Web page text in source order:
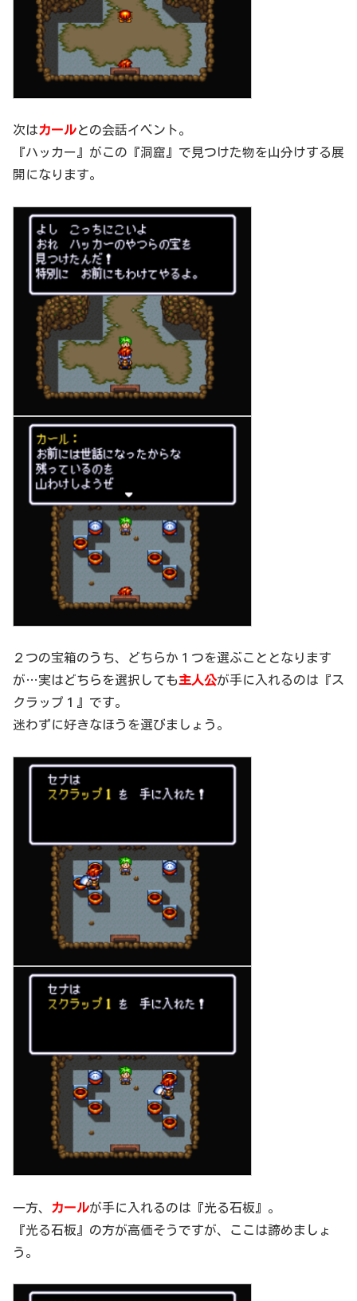
次はカールとの会話イベント。
『ハッカー』がこの『洞窟』で見つけた物を山分けする展
開になります。
２つの宝箱のうち、どちらか１つを選ぶこととなります
が…実はどちらを選択しても主人公が手に入れるのは『ス
クラップ１』です。
迷わずに好きなほうを選びましょう。
一方、 カールが手に入れるのは『光る石板』。
『光る石板』の方が高価そうですが、ここは諦めましょ
う。